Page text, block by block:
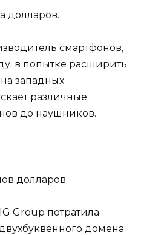
долларов.
смартфонов,
в попытке расширить
западных
различные
до наушников.
долларов.
Group потратила
домена